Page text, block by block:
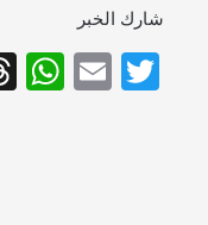
شارك الخبر
T
E
W